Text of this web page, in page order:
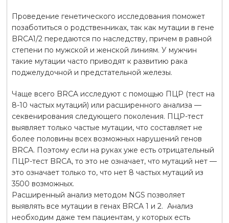
Проведение генетического исследования поможет
позаботиться о родственниках, так как мутации в гене
BRCA1/2 передаются по наследству, причем в равной
степени по мужской и женской линиям. У мужчин
такие мутации часто приводят к развитию рака
поджелудочной и предстательной железы.
Чаще всего BRCA исследуют с помощью ПЦР (тест на
8-10 частых мутаций) или расширенного анализа —
секвенирования следующего поколения. ПЦР-тест
выявляет только частые мутации, что составляет не
более половины всех возможных нарушений генов
BRCA. Поэтому если на руках уже есть отрицательный
ПЦР-тест BRCA, то это не означает, что мутаций нет —
это означает только то, что нет 8 частых мутаций из
3500 возможных.
Расширенный анализ методом NGS позволяет
выявлять все мутации в генах BRCA 1 и 2. Анализ
необходим даже тем пациентам, у которых есть